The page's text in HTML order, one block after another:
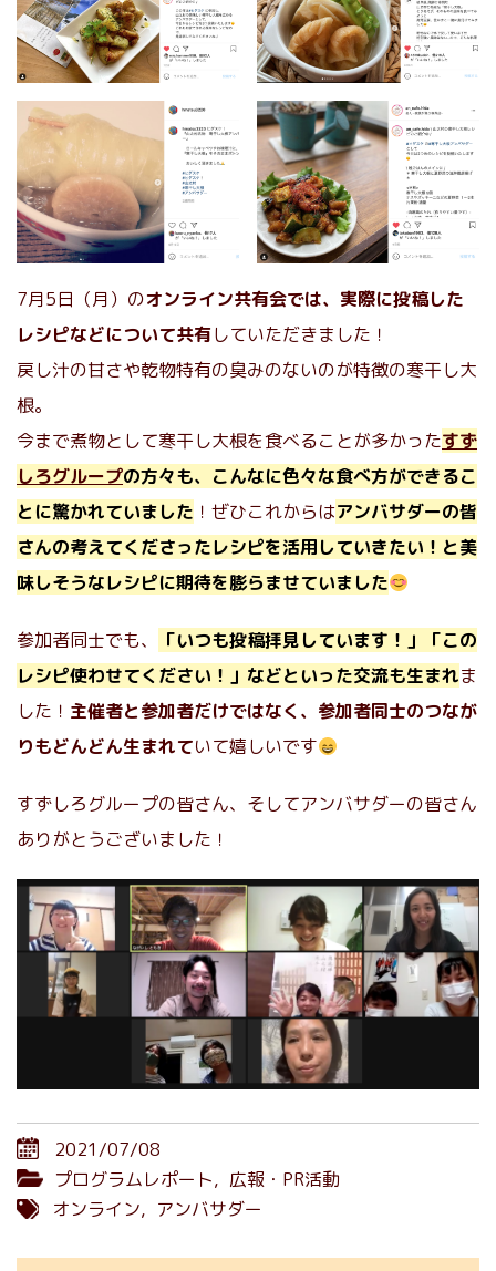
7月5日（月）のオンライン共有会では、実際に投稿した
レシピなどについて共有していただきました！
戻し汁の甘さや乾物特有の臭みのないのが特徴の寒干し大
根。
今まで煮物として寒干し大根を食べることが多かったすず
しろグループの方々も、こんなに色々な食べ方ができるこ
とに驚かれていました ！ぜひこれからはアンバサダーの皆
さんの考えてくださったレシピを活用していきたい！と美
味しそうなレシピに期待を膨らませていました
参加者同士でも、
「いつも投稿拝見しています！」「この
レシピ使わせてください！」などといった交流も生まれま
した！ 主催者と参加者だけではなく、参加者同士のつなが
りもどんどん生まれていて嬉しいです
すずしろグループの皆さん、そしてアンバサダーの皆さん
ありがとうございました！
2021/07/08
プログラムレポート, 広報・PR活動
オンライン, アンバサダー